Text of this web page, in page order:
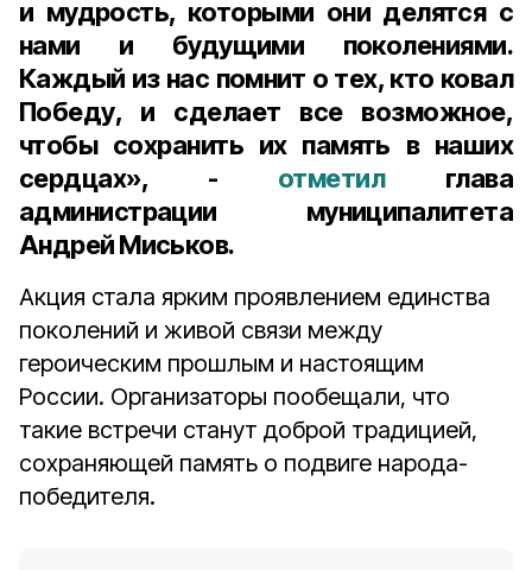
и мудрость, которыми они делятся с
нами и будущими поколениями.
Каждый из нас помнит о тех, кто ковал
Победу, и сделает все возможное,
чтобы сохранить их память в наших
сердцах», - отметилглава
администрации муниципалитета
Андрей Миськов.
Акция стала ярким проявлением единства
поколений и живой связи между
героическим прошлым и настоящим
России. Организаторы пообещали, что
такие встречи станут доброй традицией,
сохраняющей память о подвиге народа-
победителя.